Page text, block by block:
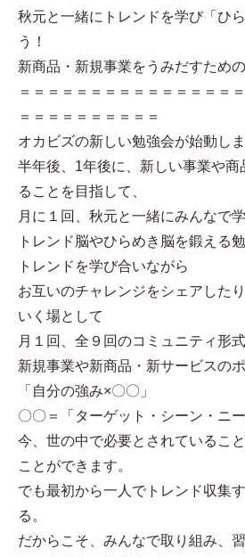
秋元と一緒にトレンドを学び「ひ
う！
新商品・新規事業をうみだすため
＝＝＝＝＝＝＝＝＝＝＝＝＝＝＝
＝＝＝＝＝＝＝＝＝＝
オカビズの新しい勉強会が始動しま
半年後、1年後に、新しい事業や
ることを目指して、
月に１回、秋元と一緒にみんなで学
トレンド脳やひらめき脳を鍛える勉
トレンドを学び合いながら
お互いのチャレンジをシェアした
いく場として
月１回、全９回のコミュニティ形
新規事業や新商品・新サービスの
「自分の強み×〇〇」
〇〇＝「ターゲット・シーン・ニー
今、世の中で必要とされているこ
ことができます。
でも最初から一人でトレンド収集
る。
だからこそ、みんなで取り組み、